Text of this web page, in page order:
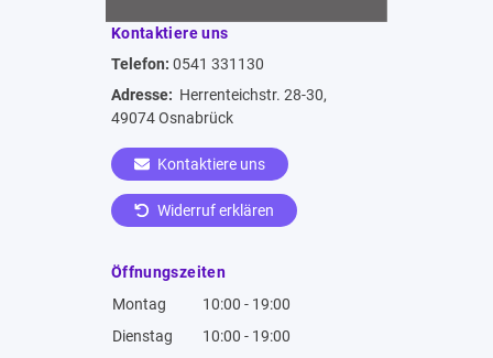
Kontaktiere uns
Telefon: 0541 331130
Adresse: Herrenteichstr. 28-30,
49074 Osnabrück
Kontaktiere uns
Widerruf erklären
Öffnungszeiten
Montag
10:00 - 19:00
Dienstag
10:00 - 19:00